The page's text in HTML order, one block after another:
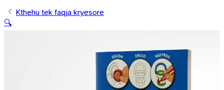
Kthehu tek faqja kryesore
🔍